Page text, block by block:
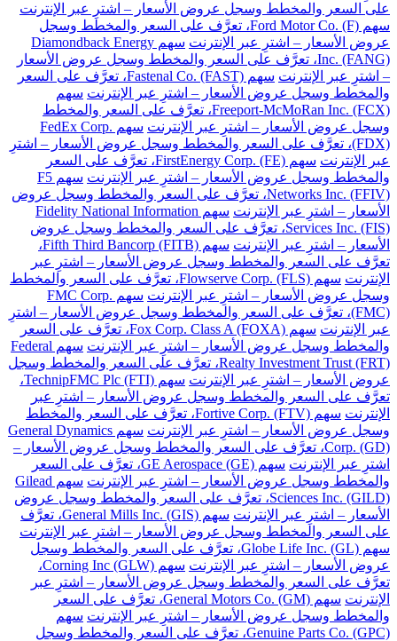
على السعر والمخطط وسجل عروض الأسعار – اشترِ عبر الإنترنت
سهم Ford Motor Co. (F)، تعرَّف على السعر والمخطط وسجل
عروض الأسعار – اشترِ عبر الإنترنت
سهم Diamondback Energy
Inc. (FANG)، تعرَّف على السعر والمخطط وسجل عروض الأسعار
– اشترِ عبر الإنترنت
سهم Fastenal Co. (FAST)، تعرَّف على السعر
والمخطط وسجل عروض الأسعار – اشترِ عبر الإنترنت سهم
Freeport-McMoRan Inc. (FCX)، تعرَّف على السعر والمخطط
وسجل عروض الأسعار – اشترِ عبر الإنترنت
سهم FedEx Corp.
(FDX)، تعرَّف على السعر والمخطط وسجل عروض الأسعار – اشترِ
عبر الإنترنت
سهم FirstEnergy Corp. (FE)، تعرَّف على السعر
والمخطط وسجل عروض الأسعار – اشترِ عبر الإنترنت
سهم F5
Networks Inc. (FFIV)، تعرَّف على السعر والمخطط وسجل عروض
الأسعار – اشترِ عبر الإنترنت
سهم Fidelity National Information
Services Inc. (FIS)، تعرَّف على السعر والمخطط وسجل عروض
الأسعار – اشترِ عبر الإنترنت
سهم Fifth Third Bancorp (FITB)،
تعرَّف على السعر والمخطط وسجل عروض الأسعار – اشترِ عبر
الإنترنت
سهم Flowserve Corp. (FLS)، تعرَّف على السعر والمخطط
وسجل عروض الأسعار – اشترِ عبر الإنترنت
سهم FMC Corp.
(FMC)، تعرَّف على السعر والمخطط وسجل عروض الأسعار – اشترِ
عبر الإنترنت
سهم Fox Corp. Class A (FOXA)، تعرَّف على السعر
والمخطط وسجل عروض الأسعار – اشترِ عبر الإنترنت
سهم Federal
Realty Investment Trust (FRT)، تعرَّف على السعر والمخطط وسجل
عروض الأسعار – اشترِ عبر الإنترنت
سهم TechnipFMC Plc (FTI)،
تعرَّف على السعر والمخطط وسجل عروض الأسعار – اشترِ عبر
الإنترنت
سهم Fortive Corp. (FTV)، تعرَّف على السعر والمخطط
وسجل عروض الأسعار – اشترِ عبر الإنترنت
سهم General Dynamics
Corp. (GD)، تعرَّف على السعر والمخطط وسجل عروض الأسعار –
اشترِ عبر الإنترنت
سهم GE Aerospace (GE)، تعرَّف على السعر
والمخطط وسجل عروض الأسعار – اشترِ عبر الإنترنت
سهم Gilead
Sciences Inc. (GILD)، تعرَّف على السعر والمخطط وسجل عروض
الأسعار – اشترِ عبر الإنترنت
سهم General Mills Inc. (GIS)، تعرَّف
على السعر والمخطط وسجل عروض الأسعار – اشترِ عبر الإنترنت
سهم Globe Life Inc. (GL)، تعرَّف على السعر والمخطط وسجل
عروض الأسعار – اشترِ عبر الإنترنت
سهم Corning Inc (GLW)،
تعرَّف على السعر والمخطط وسجل عروض الأسعار – اشترِ عبر
الإنترنت
سهم General Motors Co. (GM)، تعرَّف على السعر
والمخطط وسجل عروض الأسعار – اشترِ عبر الإنترنت سهم
Genuine Parts Co. (GPC)، تعرَّف على السعر والمخطط وسجل